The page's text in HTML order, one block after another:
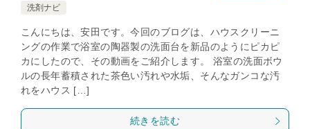
洗剤ナビ
こんにちは、安田です。今回のブログは、ハウスクリーニ
ングの作業で浴室の陶器製の洗面台を新品のようにピカピ
カにしたので、その動画をご紹介します。 浴室の洗面ボウ
ルの長年蓄積された茶色い汚れや水垢、そんなガンコな汚
れをハウス […]
続きを読む